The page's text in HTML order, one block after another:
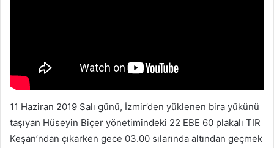
11 Haziran 2019 Salı günü, İzmir’den yüklenen bira yükünü
taşıyan Hüseyin Biçer yönetimindeki 22 EBE 60 plakalı TIR
Keşan’ndan çıkarken gece 03.00 sılarında altından geçmek